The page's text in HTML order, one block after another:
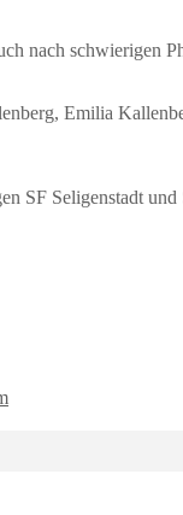
nach schwierigen
Emilia
SF Seligenstadt